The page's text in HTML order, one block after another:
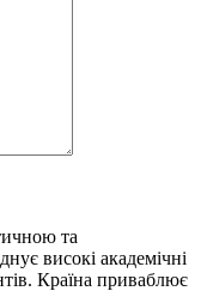
та
високі академічні
Країна приваблює